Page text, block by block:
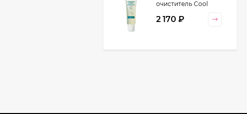
очиститель Cool
Cosmetics, 130 гр
2 170 ₽